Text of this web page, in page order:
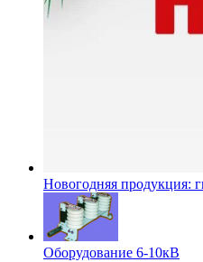
Новогодняя продукция:
Оборудование 6-10кВ